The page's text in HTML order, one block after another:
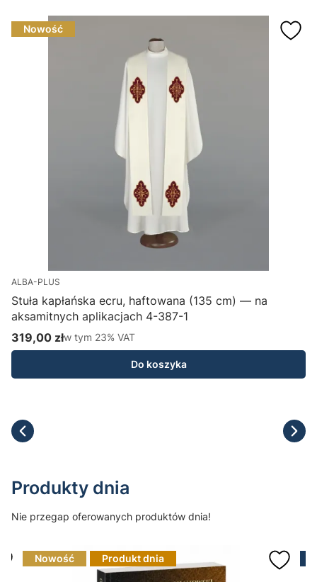
Nowość
ALBA-PLUS
Stuła kapłańska ecru, haftowana (135 cm) — na
aksamitnych aplikacjach 4-387-1
Cena brutto
319,00 złw tym %s VAT
w tym 23% VAT
Do koszyka
Produkty dnia
Nie przegap oferowanych produktów dnia!
Nowość Produkt dnia